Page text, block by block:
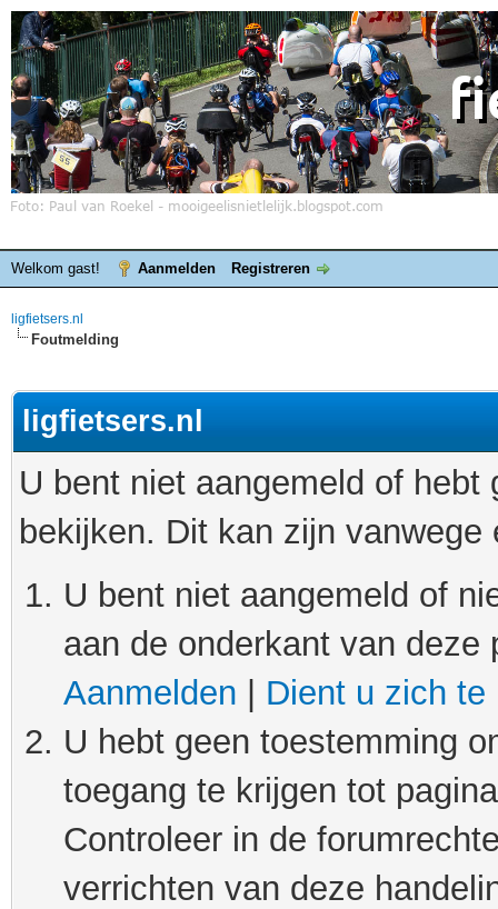
Welkom gast! Aanmelden Registreren
ligfietsers.nl
Foutmelding
ligfietsers.nl
U bent niet aangemeld of
bekijken. Dit kan zijn
U bent niet aangemeld of
aan de onderkant van
Aanmelden
Dient u zich te
U hebt geen toestemming
toegang te krijgen tot
Controleer in de
verrichten van deze